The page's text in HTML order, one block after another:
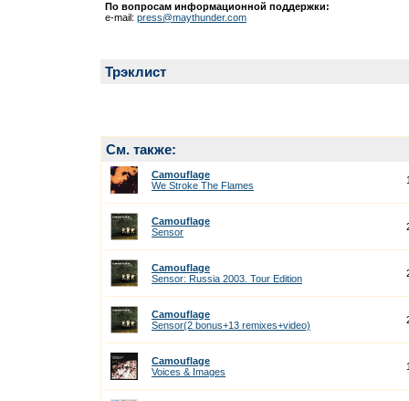
По вопросам информационной поддержки:
e-mail: press@maythunder.com
Трэклист
См. также:
Camouflage
We Stroke The Flames
Camouflage
Sensor
Camouflage
Sensor: Russia 2003. Tour Edition
Camouflage
Sensor(2 bonus+13 remixes+video)
Camouflage
Voices & Images